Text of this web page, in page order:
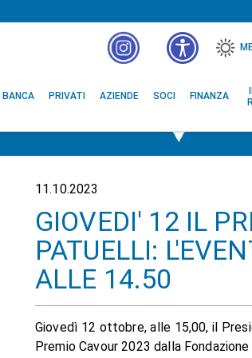
BANCA PRIVATI AZIENDE SOCI FINANZA
11.10.2023
GIOVEDI' 12 IL
PATUELLI:
ALLE 14.50
Giovedì 12 ottobre, alle 15,00, il
Premio Cavour 2023 dalla